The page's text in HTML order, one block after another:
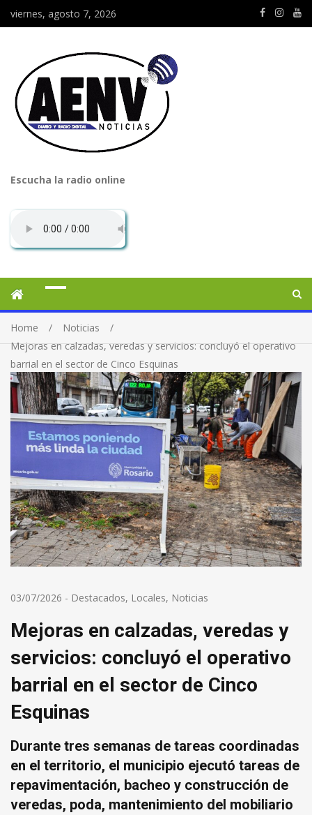
viernes, agosto 7, 2026
Escucha la radio online
Home
Noticias
Mejoras en calzadas, veredas y servicios: concluyó el operativo
barrial en el sector de Cinco Esquinas
03/07/2026 - Destacados, Locales, Noticias
Mejoras en calzadas, veredas y
servicios: concluyó el operativo
barrial en el sector de Cinco
Esquinas
Durante tres semanas de tareas coordinadas
en el territorio, el municipio ejecutó tareas de
repavimentación, bacheo y construcción de
veredas, poda, mantenimiento del mobiliario